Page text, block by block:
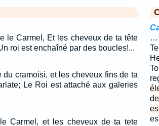
le Carmel, Et les cheveux de ta tête
roi est enchaîné par des boucles!...
du cramoisi, et les cheveux fins de ta
Le Roi est attaché aux galeries
Carmel, et les cheveux de ta tete
…